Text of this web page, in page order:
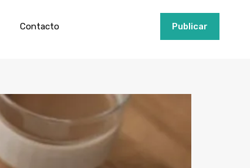
Invertir Publicar
Contacto Publicar